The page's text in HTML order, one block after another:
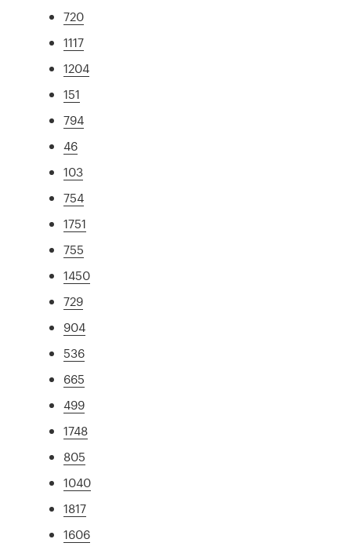
720
1117
1204
151
794
46
103
754
1751
755
1450
729
904
536
665
499
1748
805
1040
1817
1606